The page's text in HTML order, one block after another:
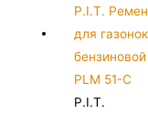
P.I.T.